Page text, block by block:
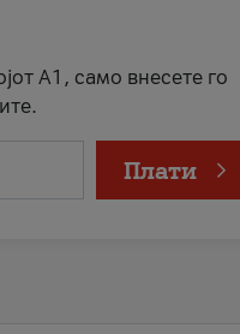
А1, само внесете го
Плати